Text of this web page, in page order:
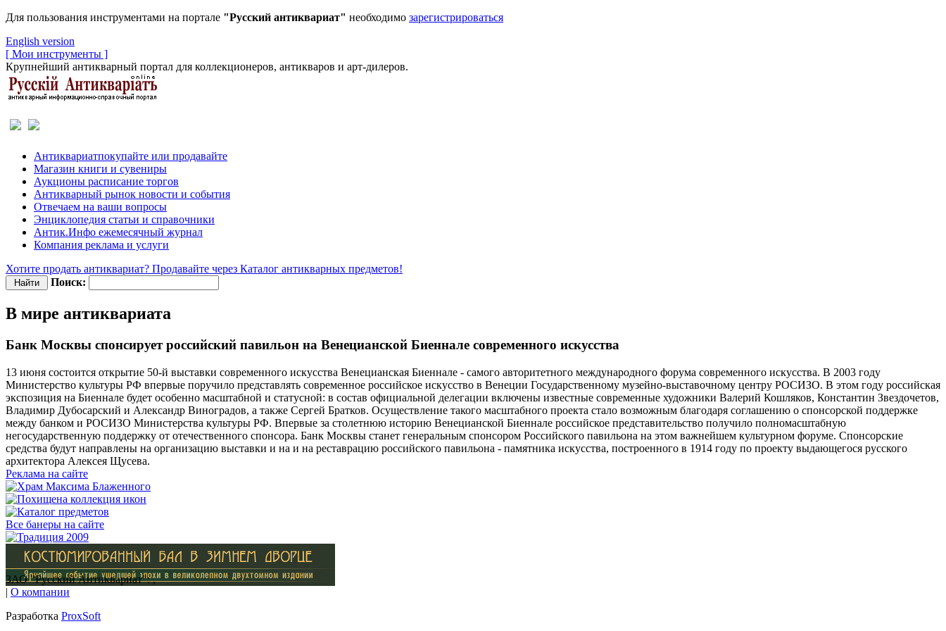
Для пользования инструментами на портале "Русский антиквариат" необходимо зарегистрироваться
English version
[ Мои инструменты ]
Крупнейший антикварный портал для коллекционеров, антикваров и арт-дилеров.
Антиквариатпокупайте или продавайте
Магазин книги и сувениры
Аукционы расписание торгов
Антикварный рынок новости и события
Отвечаем на ваши вопросы
Энциклопедия статьи и справочники
Антик.Инфо ежемесячный журнал
Компания реклама и услуги
Хотите продать антиквариат? Продавайте через Каталог антикварных предметов!
Поиск:
В мире антиквариата
Банк Москвы спонсирует российский павильон на Венецианской Биеннале современного искусства
13 июня состоится открытие 50-й выставки современного искусства Венецианская Биеннале - самого авторитетного международного форума современного искусства. В 2003 году
Министерство культуры РФ впервые поручило представлять современное российское искусство в Венеции Государственному музейно-выставочному центру РОСИЗО. В этом году российская
экспозиция на Биеннале будет особенно масштабной и статусной: в состав официальной делегации включены известные современные художники Валерий Кошляков, Константин Звездочетов,
Владимир Дубосарский и Александр Виноградов, а также Сергей Братков. Осуществление такого масштабного проекта стало возможным благодаря соглашению о спонсорской поддержке
между банком и РОСИЗО Министерства культуры РФ. Впервые за столетнюю историю Венецианской Биеннале российское представительство получило полномасштабную
негосударственную поддержку от отечественного спонсора. Банк Москвы станет генеральным спонсором Российского павильона на этом важнейшем культурном форуме. Спонсорские
средства будут направлены на организацию выставки и на и на реставрацию российского павильона - памятника искусства, построенного в 1914 году по проекту выдающегося русского
архитектора Алексея Щусева.
Реклама на сайте
Все банеры на сайте
ЗАО "Русский Антиквариат": ,
| О компании
Разработка ProxSoft